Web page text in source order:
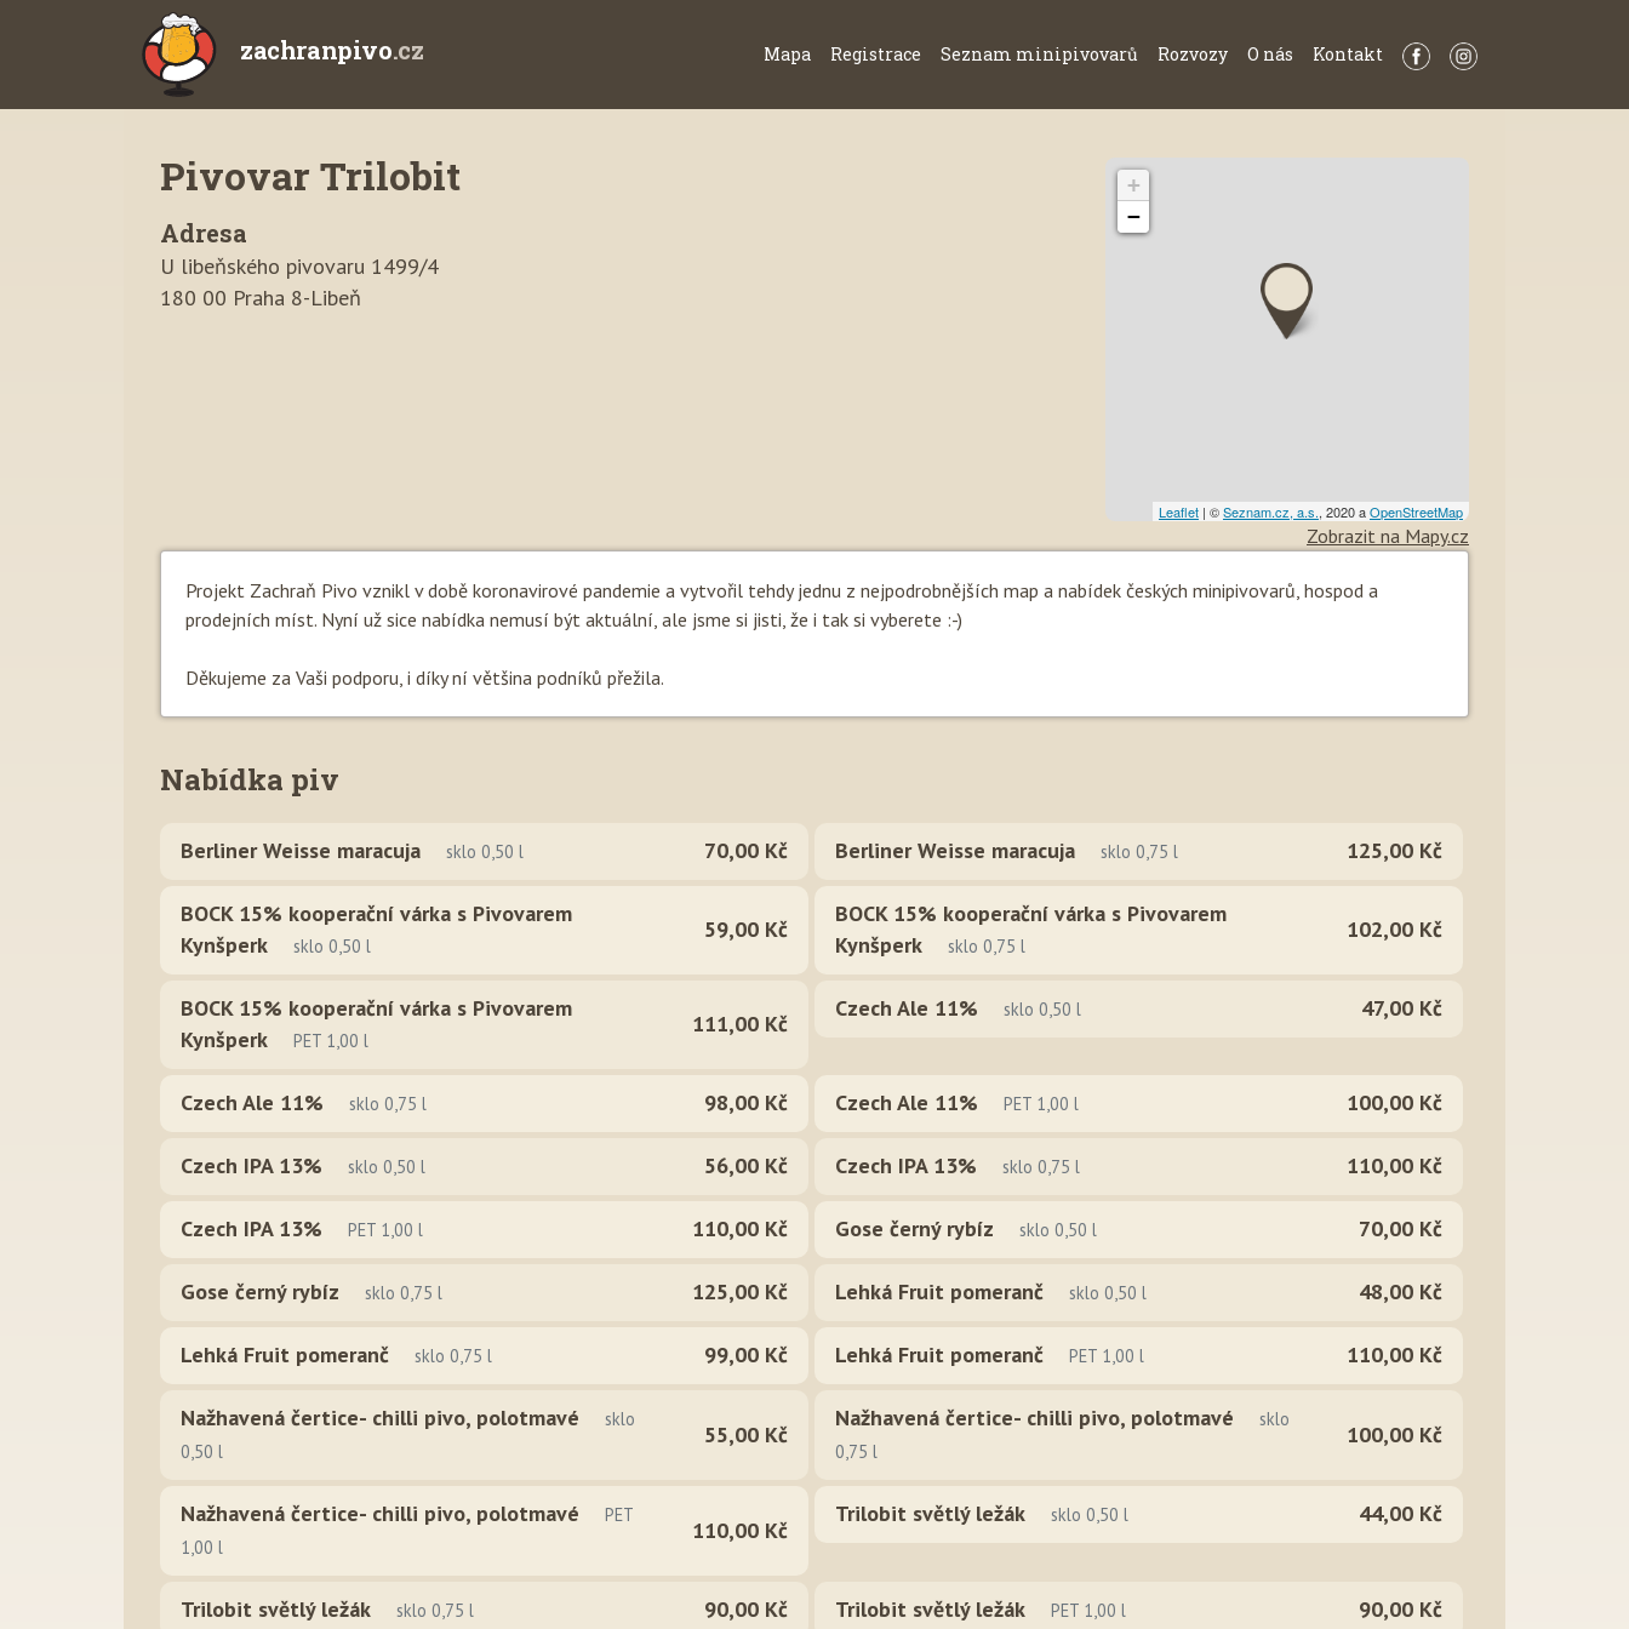
zachranpivo.cz Mapa Registrace Seznam minipivovarů Rozvozy O nás Kontakt
Pivovar Trilobit
Adresa
U libeňského pivovaru 1499/4
180 00 Praha 8-Libeň
+
−
Leaflet | ©Seznam.cz, a.s., 2020 aOpenStreetMap
Zobrazit na Mapy.cz
Projekt Zachraň Pivo vznikl v době koronavirové pandemie a vytvořil tehdy jednu z nejpodrobnějších map a nabídek českých minipivovarů, hospod a
prodejních míst. Nyní už sice nabídka nemusí být aktuální, ale jsme si jisti, že i tak si vyberete :-)
Děkujeme za Vaši podporu, i díky ní většina podníků přežila.
Nabídka piv
Berliner Weisse maracuja sklo 0,50 l 70,00 Kč Berliner Weisse maracuja sklo 0,75 l 125,00 Kč
BOCK 15% kooperační várka s Pivovarem
Kynšperk
sklo 0,50 l
59,00 Kč
BOCK 15% kooperační várka s Pivovarem
Kynšperk
sklo 0,75 l
102,00 Kč
BOCK 15% kooperační várka s Pivovarem
Kynšperk
PET 1,00 l
111,00 Kč
Czech Ale 11% sklo 0,50 l 47,00 Kč
Czech Ale 11% sklo 0,75 l 98,00 Kč Czech Ale 11% PET 1,00 l 100,00 Kč
Czech IPA 13% sklo 0,50 l 56,00 Kč Czech IPA 13% sklo 0,75 l 110,00 Kč
Czech IPA 13% PET 1,00 l 110,00 Kč Gose černý rybíz sklo 0,50 l 70,00 Kč
Gose černý rybíz sklo 0,75 l 125,00 Kč Lehká Fruit pomeranč sklo 0,50 l 48,00 Kč
Lehká Fruit pomeranč sklo 0,75 l 99,00 Kč Lehká Fruit pomeranč PET 1,00 l 110,00 Kč
Nažhavená čertice- chilli pivo, polotmavé
sklo
0,50 l
55,00 Kč
Nažhavená čertice- chilli pivo, polotmavé
sklo
0,75 l
100,00 Kč
Nažhavená čertice- chilli pivo, polotmavé
PET
1,00 l
110,00 Kč
Trilobit světlý ležák sklo 0,50 l 44,00 Kč
Trilobit světlý ležák sklo 0,75 l 90,00 Kč Trilobit světlý ležák PET 1,00 l 90,00 Kč